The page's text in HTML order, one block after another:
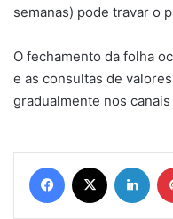
semanas) pode travar o
O fechamento da folha
e as consultas de
gradualmente nos
Facebook